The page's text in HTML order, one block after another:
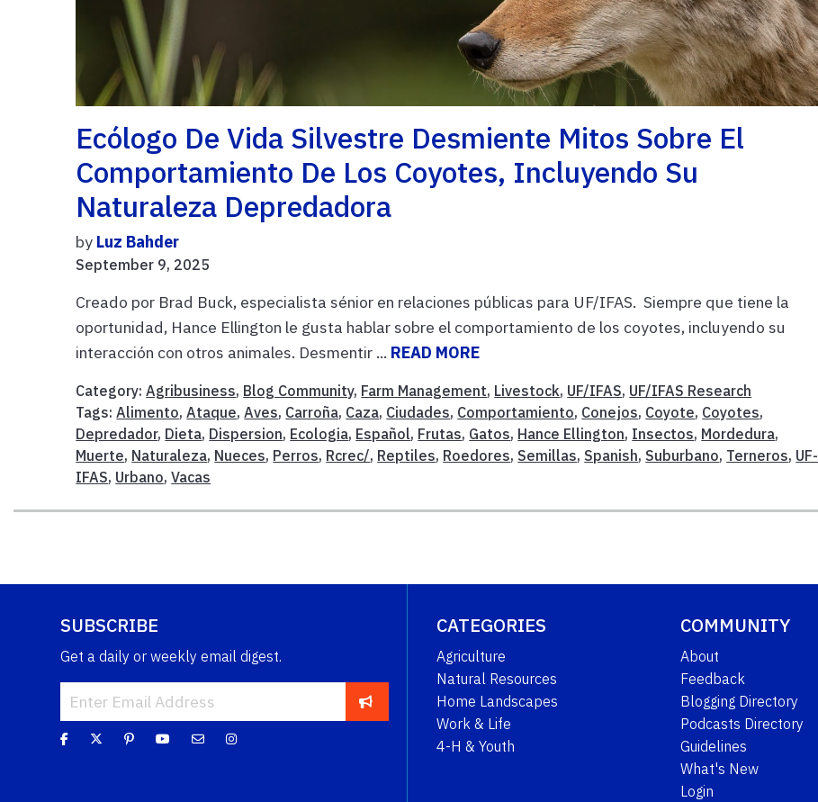
Ecólogo De Vida Silvestre Desmiente Mitos Sobre El
Comportamiento De Los Coyotes, Incluyendo Su
Naturaleza Depredadora
by Luz Bahder
September 9, 2025
Creado por Brad Buck, especialista sénior en relaciones públicas para UF/IFAS. Siempre que tiene la
oportunidad, Hance Ellington le gusta hablar sobre el comportamiento de los coyotes, incluyendo su
interacción con otros animales. Desmentir ... READ MORE
Category:Agribusiness, Blog Community, Farm Management, Livestock, UF/IFAS, UF/IFAS Research
Tags:Alimento,Ataque,Aves, Carroña, Caza, Ciudades, Comportamiento, Conejos, Coyote, Coyotes,
Depredador, Dieta, Dispersion, Ecologia, Español, Frutas, Gatos, Hance Ellington, Insectos, Mordedura,
Muerte, Naturaleza, Nueces, Perros, Rcrec/, Reptiles, Roedores, Semillas, Spanish, Suburbano, Terneros, UF-
IFAS, Urbano,Vacas
SUBSCRIBE
Get a daily or weekly email digest.
CATEGORIES
Agriculture
Natural Resources
Home Landscapes
Work & Life
4-H & Youth
COMMUNITY
About
Feedback
Blogging Directory
Podcasts Directory
Guidelines
What's New
Login